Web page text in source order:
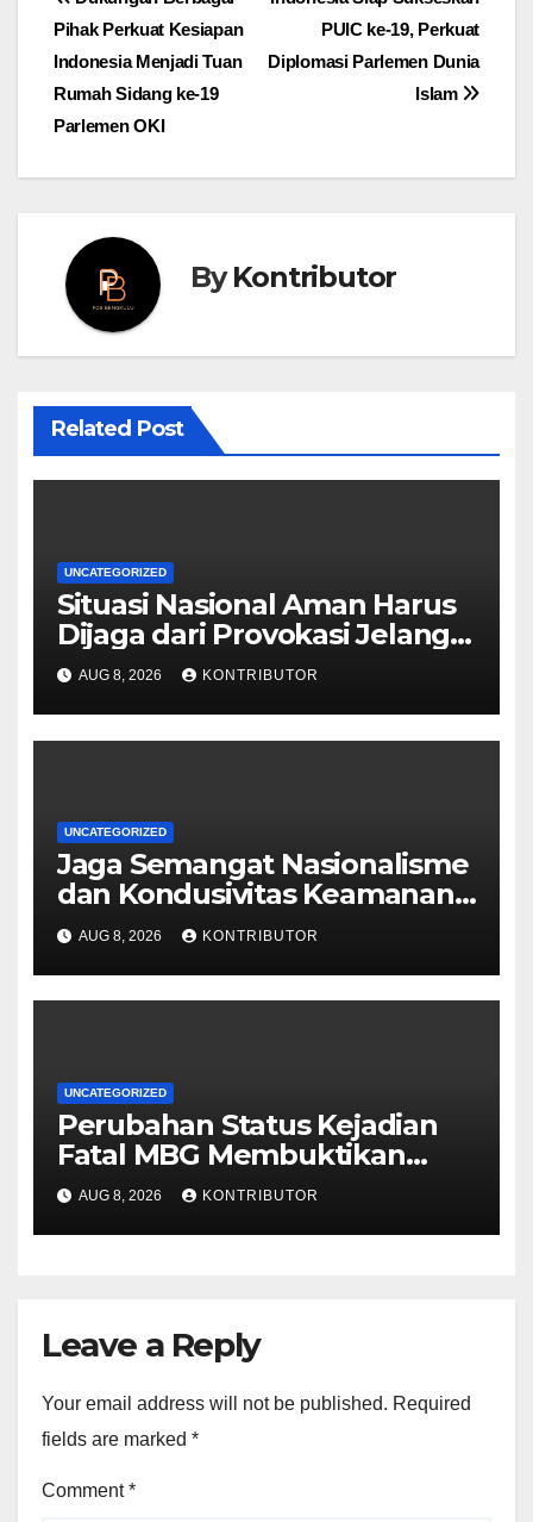
navigation
PUIC ke-19, Perkuat
Diplomasi Parlemen Dunia
Islam
Pihak Perkuat Kesiapan
Indonesia Menjadi Tuan
Rumah Sidang ke-19
Parlemen OKI
ByKontributor
Related Post
UNCATEGORIZED
Situasi Nasional Aman Harus
Dijaga dari Provokasi Jelang
HUT ke-81 RI
AUG 8, 2026 KONTRIBUTOR
UNCATEGORIZED
Jaga Semangat Nasionalisme
dan Kondusivitas Keamanan
Papua Jelang HUT Ke-81 RI
AUG 8, 2026 KONTRIBUTOR
UNCATEGORIZED
Perubahan Status Kejadian
Fatal MBG Membuktikan
Pemerintah Tidak Main-main
AUG 8, 2026 KONTRIBUTOR
Leave a Reply
Your email address will not be published. Required
fields are marked *
Comment*